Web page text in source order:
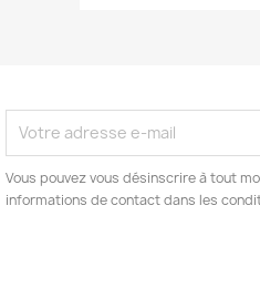
Vous pouvez vous désinscrire à tout
informations de contact dans les